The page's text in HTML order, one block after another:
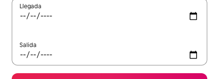
Llegada
Salida